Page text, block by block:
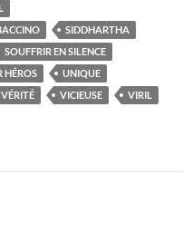
SIDDHARTHA
SOUFFRIR EN SILENCE
HÉROS
UNIQUE
VÉRITÉ VICIEUSE
VIRIL